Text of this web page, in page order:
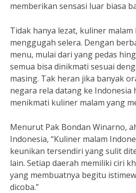
memberikan sensasi luar biasa
Tidak hanya lezat, kuliner
menggugah selera. Dengan
menu, mulai dari yang pedas
semua bisa dinikmati sesuai
masing. Tak heran jika banyak
negara rela datang ke Indonesia
menikmati kuliner malam yang
Menurut Pak Bondan Winarno,
Indonesia, “Kuliner malam
keunikan tersendiri yang sulit
lain. Setiap daerah memiliki ciri
yang membuatnya begitu
dicoba.”